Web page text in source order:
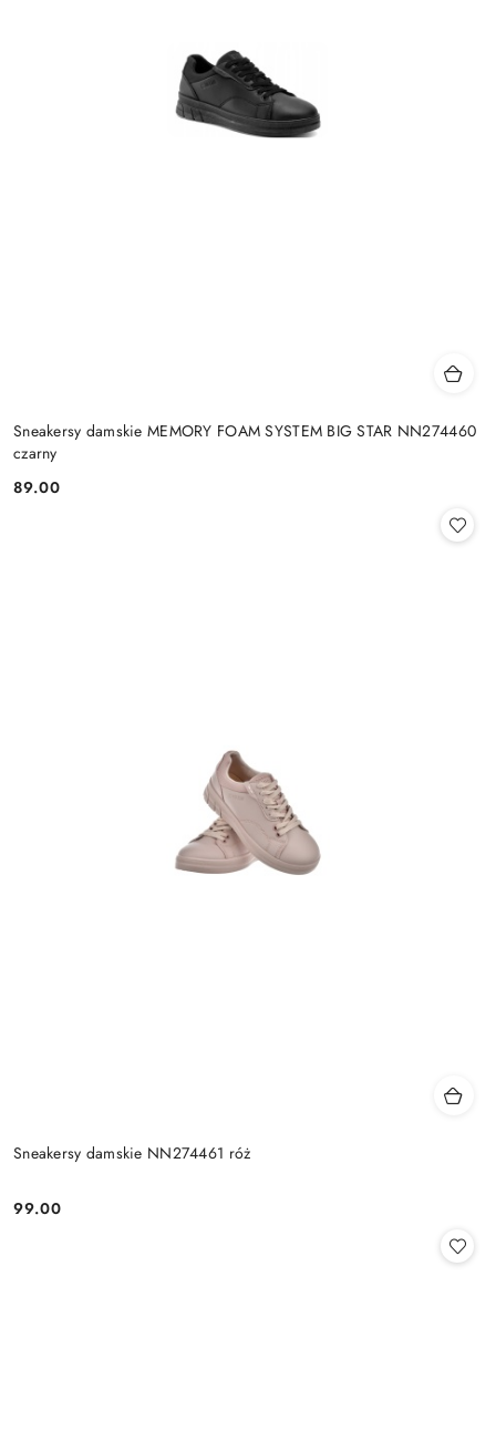
Sneakersy damskie MEMORY FOAM SYSTEM BIG STAR NN274460
czarny
Cena:
89.00
Sneakersy damskie NN274461 róż
Cena:
99.00